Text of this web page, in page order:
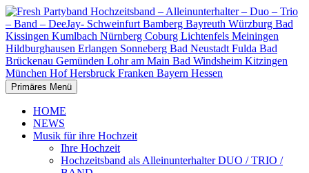
Zum
Inhalt
springen
Fresh Partyband
Hochzeitsband –
Alleinunterhalter – Duo – Trio –
Suchen
Primäres Menü
HOME
NEWS
Musik für ihre Hochzeit
Ihre Hochzeit
Hochzeitsband als Alleinunterhalter DUO / TRIO /